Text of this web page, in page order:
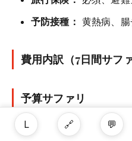
予防接種： 黄熱病、
費用内訳（7日間サファ
予算サファリ
国内便：USD $400
L 🔗 💬